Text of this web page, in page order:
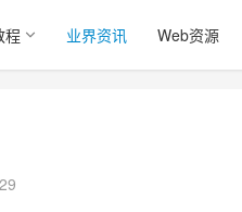
程 业界资讯 Web资源